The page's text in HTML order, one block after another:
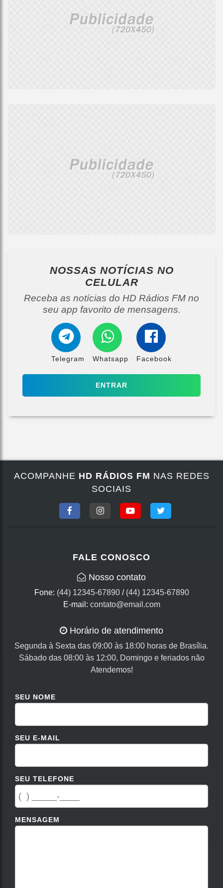
NOSSAS NOTÍCIAS NO
CELULAR
Receba as notícias do HD Rádios FM no
seu app favorito de mensagens.
Telegram Whatsapp Facebook
ENTRAR
ACOMPANHE HD RÁDIOS FM NAS REDES
SOCIAIS
FALE CONOSCO
Nosso contato
Fone: (44) 12345-67890/ (44) 12345-67890
E-mail: contato@email.com
Horário de atendimento
Segunda à Sexta das 09:00 às 18:00 horas de Brasília.
Sábado das 08:00 às 12:00, Domingo e feriados não
Atendemos!
SEU NOME
SEU E-MAIL
SEU TELEFONE
MENSAGEM